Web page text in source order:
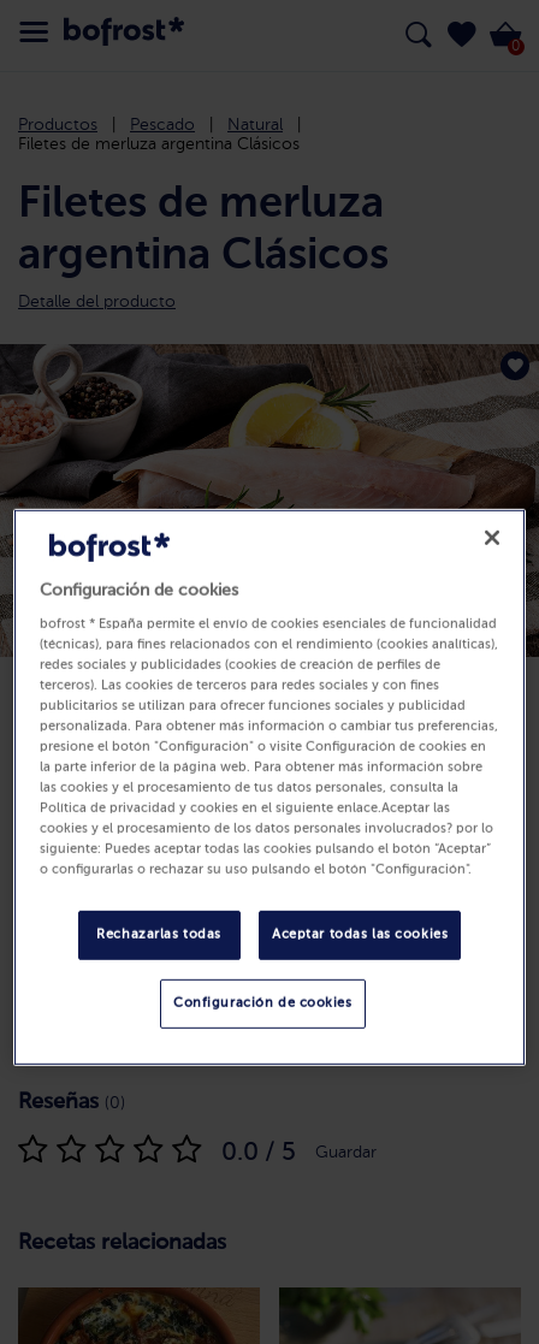
0
Productos Pescado
Natural
Filetes de merluza argentina Clásicos
Filetes de merluza
argentina Clásicos
Detalle del producto
Disponibilidad
16,99 €
800 g (Precio por Kg 21.24 €)
Comprar
Reseñas (0)
0.0 / 5 Guardar
Recetas relacionadas
Configuración de cookies
bofrost * España permite el envío de cookies esenciales de funcionalidad
(técnicas), para fines relacionados con el rendimiento (cookies analíticas),
redes sociales y publicidades (cookies de creación de perfiles de
terceros). Las cookies de terceros para redes sociales y con fines
publicitarios se utilizan para ofrecer funciones sociales y publicidad
personalizada. Para obtener más información o cambiar tus preferencias,
presione el botón "Configuración" o visite Configuración de cookies en
la parte inferior de la página web. Para obtener más información sobre
las cookies y el procesamiento de tus datos personales, consulta la
Política de privacidad y cookies en el siguiente enlace.Aceptar las
cookies y el procesamiento de los datos personales involucrados? por lo
siguiente: Puedes aceptar todas las cookies pulsando el botón “Aceptar”
o configurarlas o rechazar su uso pulsando el botón "Configuración".
Rechazarlas todas Aceptar todas las cookies
Configuración de cookies